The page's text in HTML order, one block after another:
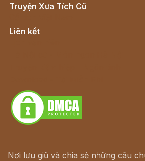
Truyện Xưa Tích Cũ
Liên kết
Nơi lưu giữ và chia sẻ những câu